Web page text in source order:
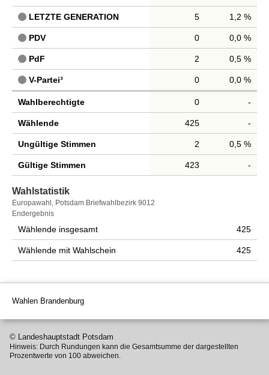
LETZTE GENERATION 5 1,2 %
PDV 0 0,0 %
PdF 2 0,5 %
V-Partei³ 0 0,0 %
Wahlberechtigte 0 -
Wählende 425 -
Ungültige Stimmen 2 0,5 %
Gültige Stimmen 423 -
Wahlstatistik
Wahlstatistik
Europawahl, Potsdam Briefwahlbezirk 9012
Endergebnis
Wählende insgesamt 425
Wählende mit Wahlschein 425
Wahlen Brandenburg
© Landeshauptstadt Potsdam
Hinweis: Durch Rundungen kann die Gesamtsumme der dargestellten
Prozentwerte von 100 abweichen.